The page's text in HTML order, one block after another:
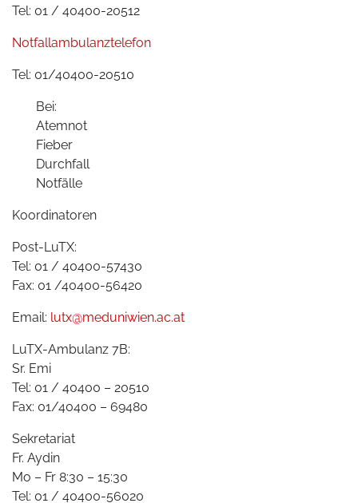
Tel: 01 / 40400-20512
Notfallambulanztelefon
Tel: 01/40400-20510
Bei:
Atemnot
Fieber
Durchfall
Notfälle
Koordinatoren
Post-LuTX:
Tel: 01 / 40400-57430
Fax: 01 /40400-56420
Email: lutx@meduniwien.ac.at
LuTX-Ambulanz 7B:
Sr. Emi
Tel: 01 / 40400 – 20510
Fax: 01/40400 – 69480
Sekretariat
Fr. Aydin
Mo – Fr 8:30 – 15:30
Tel: 01 / 40400-56020